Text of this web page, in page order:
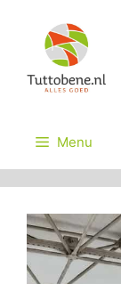
inhoud
Menu